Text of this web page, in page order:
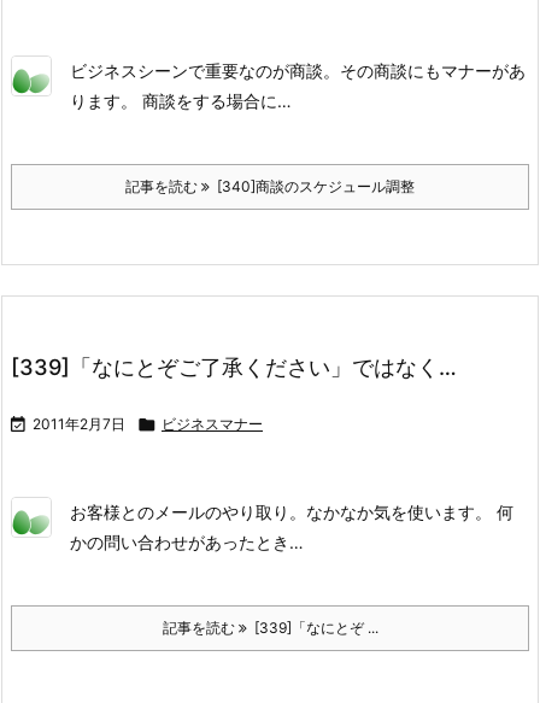
ビジネスシーンで重要なのが商談。その商談にもマナーがあ
ります。 商談をする場合に…
記事を読む [340]商談のスケジュール調整
[339]「なにとぞご了承ください」ではなく…
 2011年2月7日  ビジネスマナー
お客様とのメールのやり取り。なかなか気を使います。 何
かの問い合わせがあったとき…
記事を読む [339]「なにとぞ ...